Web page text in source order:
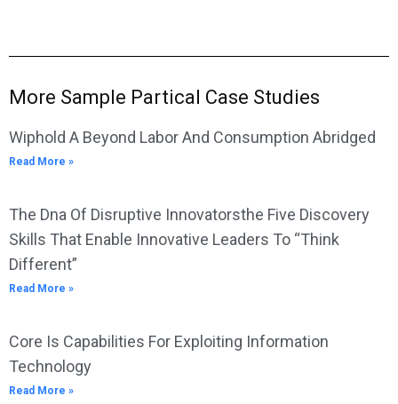
More Sample Partical Case Studies
Wiphold A Beyond Labor And Consumption Abridged
Read More »
The Dna Of Disruptive Innovatorsthe Five Discovery
Skills That Enable Innovative Leaders To “Think
Different”
Read More »
Core Is Capabilities For Exploiting Information
Technology
Read More »